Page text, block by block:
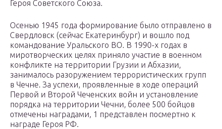
Героя Советского Союза.
Осенью 1945 года формирование было отправлено в
Свердловск (сейчас Екатеринбург) и вошло под
командование Уральского ВО. В 1990-х годах в
миротворческих целях приняло участие в военном
конфликте на территории Грузии и Абхазии,
занималось разоружением террористических групп
в Чечне. За успехи, проявленные в ходе операций
Первой и Второй Чеченских войн и установление
порядка на территории Чечни, более 500 бойцов
отмечены наградами, 1 представлен посмертно к
награде Героя РФ.